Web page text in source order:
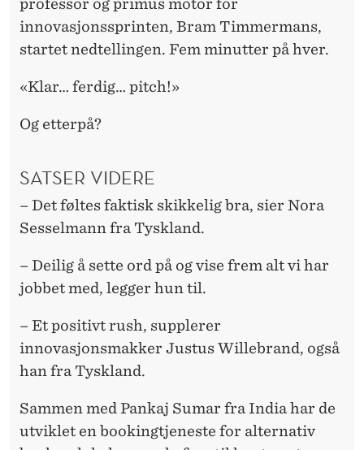
professor og primus motor for
innovasjonssprinten, Bram Timmermans,
startet nedtellingen. Fem minutter på hver.
«Klar… ferdig… pitch!»
Og etterpå?
SATSER VIDERE
– Det føltes faktisk skikkelig bra, sier Nora
Sesselmann fra Tyskland.
– Deilig å sette ord på og vise frem alt vi har
jobbet med, legger hun til.
– Et positivt rush, supplerer
innovasjonsmakker Justus Willebrand, også
han fra Tyskland.
Sammen med Pankaj Sumar fra India har de
utviklet en bookingtjeneste for alternativ